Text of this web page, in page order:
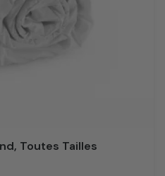
Toutes Tailles